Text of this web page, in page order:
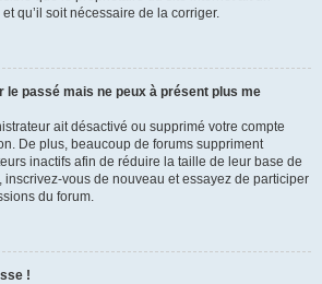
qu’il soit nécessaire de la corriger.
le passé mais ne peux à présent plus me
ait désactivé ou supprimé votre compte
De plus, beaucoup de forums suppriment
inactifs afin de réduire la taille de leur base de
inscrivez-vous de nouveau et essayez de participer
du forum.
!